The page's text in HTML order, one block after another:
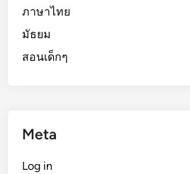
ภาษาไทย
มัธยม
สอนเด็กๆ
Meta
Log in